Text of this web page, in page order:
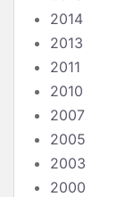
2014
2013
2011
2010
2007
2005
2003
2000